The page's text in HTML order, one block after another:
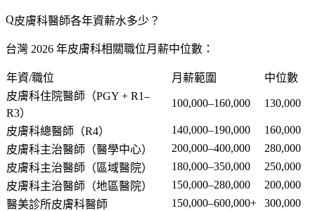
皮膚科醫師各年資薪水多少？
台灣 2026 年皮膚科相關職位月薪中位數：
年資/職位 月薪範圍
中位數
皮膚科住院醫師（PGY + R1–
R3）
100,000–160,000 130,000
皮膚科總醫師（R4） 140,000–190,000
160,000
皮膚科主治醫師（醫學中心）
200,000–400,000
280,000
皮膚科主治醫師（區域醫院）
180,000–350,000
250,000
皮膚科主治醫師（地區醫院）
150,000–280,000
200,000
醫美診所皮膚科醫師
150,000–600,000+
300,000